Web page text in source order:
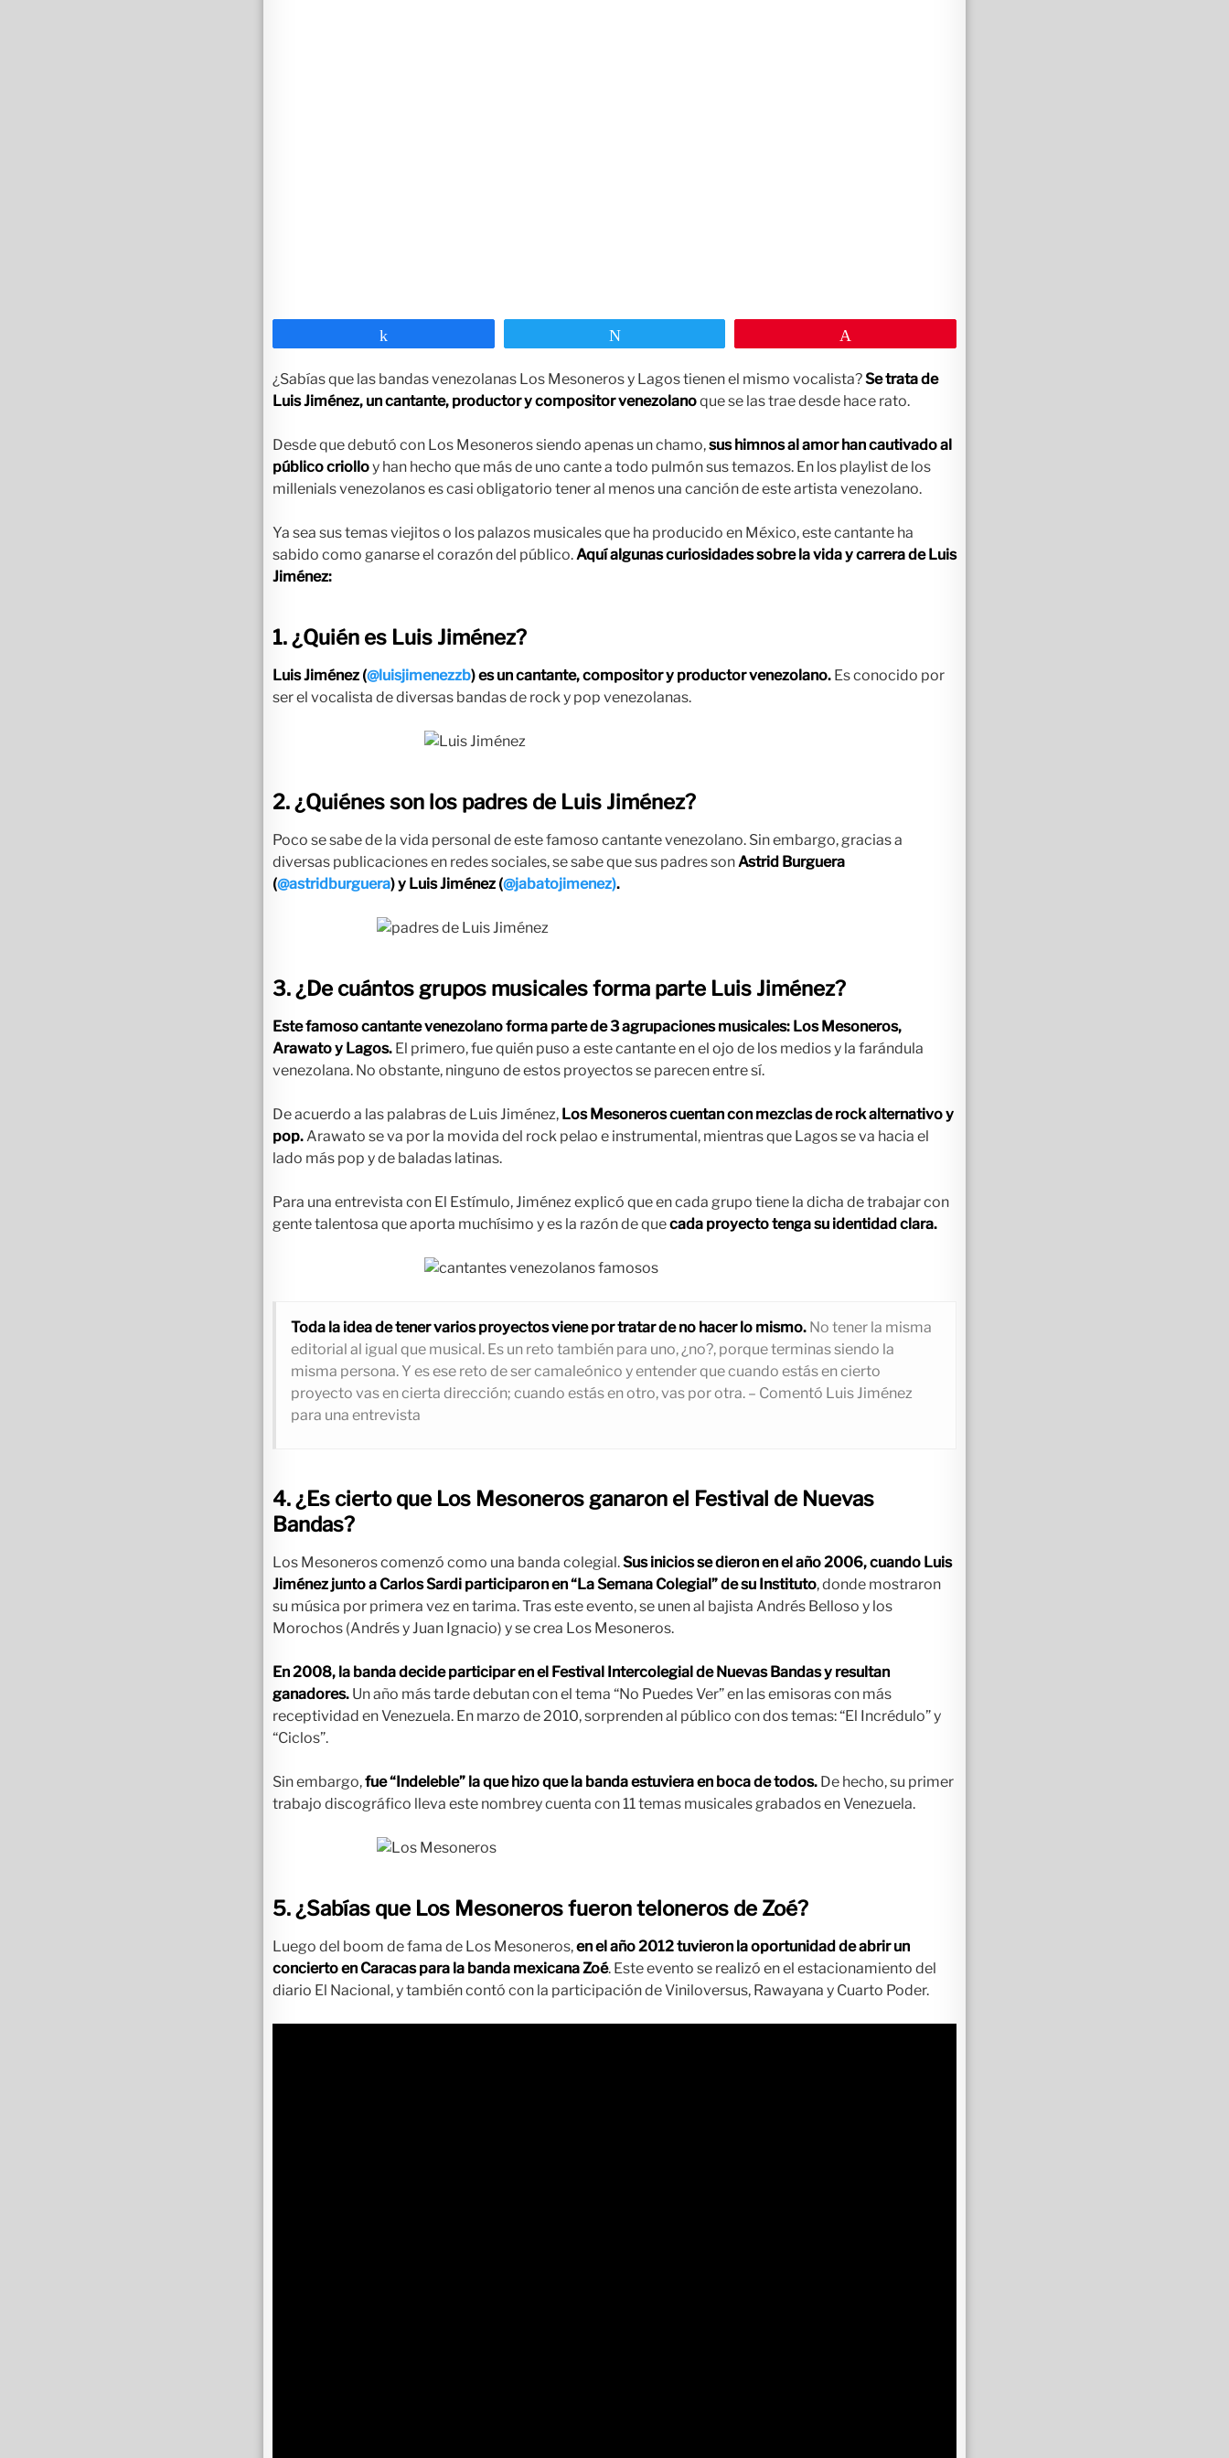
¿Sabías que las bandas venezolanas Los Mesoneros y Lagos tienen el mismo vocalista?Se trata de
Luis Jiménez, un cantante, productor y compositor venezolanoque se las trae desde hace rato.
Desde que debutó con Los Mesoneros siendo apenas un chamo,sus himnos al amor han cautivado al
público criolloy han hecho que más de uno cante a todo pulmón sus temazos. En los playlist de los
millenials venezolanos es casi obligatorio tener al menos una canción de este artista venezolano.
Ya sea sus temas viejitos o los palazos musicales que ha producido en México, este cantante ha
sabido como ganarse el corazón del público.Aquí algunas curiosidades sobre la vida y carrera de Luis
Jiménez:
1. ¿Quién es Luis Jiménez?
Luis Jiménez (@luisjimenezzb) es un cantante, compositor y productor venezolano. Es conocido por
ser el vocalista de diversas bandas de rock y pop venezolanas.
2. ¿Quiénes son los padres de Luis Jiménez?
Poco se sabe de la vida personal de este famoso cantante venezolano. Sin embargo, gracias a
diversas publicaciones en redes sociales, se sabe que sus padres sonAstrid Burguera
(@astridburguera)y Luis Jiménez (@jabatojimenez).
3. ¿De cuántos grupos musicales forma parte Luis Jiménez?
Este famoso cantante venezolano forma parte de 3 agrupaciones musicales: Los Mesoneros,
Arawato y Lagos. El primero, fue quién puso a este cantante en el ojo de los medios y la farándula
venezolana. No obstante, ninguno de estos proyectos se parecen entre sí.
De acuerdo a las palabras de Luis Jiménez, Los Mesoneros cuentan con mezclas de rock alternativo y
pop.Arawato se va por la movida del rock pelao e instrumental, mientras que Lagos se va hacia el
lado más pop y de baladas latinas.
Para una entrevista con El Estímulo, Jiménez explicó que en cada grupo tiene la dicha de trabajar con
gente talentosa que aporta muchísimo y es la razón de quecada proyecto tenga su identidad clara.
Toda la idea de tener varios proyectos viene por tratar de no hacer lo mismo. No tener la misma
editorial al igual que musical. Es un reto también para uno, ¿no?, porque terminas siendo la
misma persona. Y es ese reto de ser camaleónico y entender que cuando estás en cierto
proyecto vas en cierta dirección; cuando estás en otro, vas por otra. – Comentó Luis Jiménez
para una entrevista
4. ¿Es cierto que Los Mesoneros ganaron el Festival de Nuevas
Bandas?
Los Mesoneros comenzó como una banda colegial.Sus inicios se dieron en el año 2006, cuando Luis
Jiménez junto a Carlos Sardi participaron en “La Semana Colegial” de su Instituto, donde mostraron
su música por primera vez en tarima. Tras este evento, se unen al bajista Andrés Belloso y los
Morochos (Andrés y Juan Ignacio) y se crea Los Mesoneros.
En 2008, la banda decide participar en el Festival Intercolegial de Nuevas Bandas y resultan
ganadores. Un año más tarde debutan con el tema “No Puedes Ver” en las emisoras con más
receptividad en Venezuela. En marzo de 2010, sorprenden al público con dos temas: “El Incrédulo” y
“Ciclos”.
Sin embargo,fue “Indeleble” la que hizo que la banda estuviera en boca de todos. De hecho, su primer
trabajo discográfico lleva este nombrey cuenta con 11 temas musicales grabados en Venezuela.
5. ¿Sabías que Los Mesoneros fueron teloneros de Zoé?
Luego del boom de fama de Los Mesoneros,en el año 2012 tuvieron la oportunidad de abrir un
concierto en Caracas para la banda mexicana Zoé. Este evento se realizó en el estacionamiento del
diario El Nacional, y también contó con la participación de Viniloversus, Rawayana y Cuarto Poder.